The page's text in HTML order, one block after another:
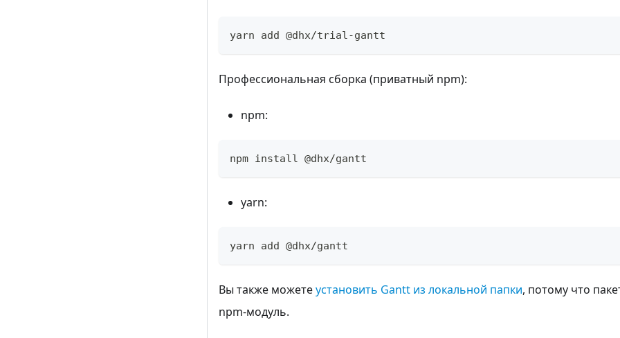
yarn add @dhx/trial-gantt
Профессиональная сборка (приватный npm):
npm:
npm install @dhx/gantt
yarn:
yarn add @dhx/gantt
Вы также можетеустановить Gantt из локальной папки, потому что
npm-модуль.